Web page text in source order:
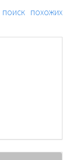
похожих